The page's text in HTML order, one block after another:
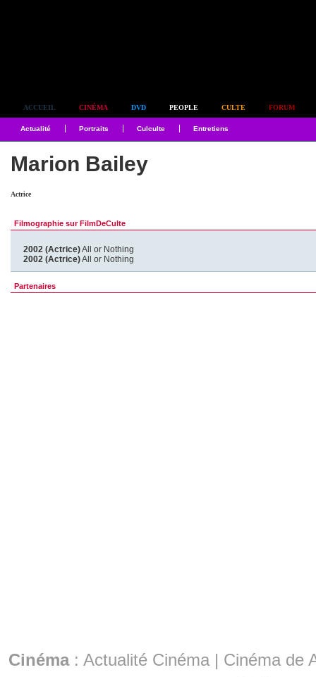
ACCUEIL CINÉMA DVD PEOPLE CULTE FORUM
Actualité Portraits Culculte Entretiens
Marion Bailey
Actrice
Filmographie sur FilmDeCulte
2002 (Actrice)All or Nothing
2002 (Actrice)All or Nothing
Partenaires
Cinéma: Actualité Cinéma | Cinéma de